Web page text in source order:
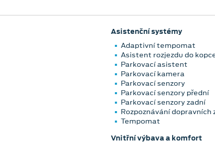
Asistenční systémy
Adaptivní tempomat
Asistent rozjezdu do
Parkovací asistent
Parkovací kamera
Parkovací senzory
Parkovací senzory přední
Parkovací senzory zadní
Rozpoznávání dopravních
Tempomat
Vnitřní výbava a komfort